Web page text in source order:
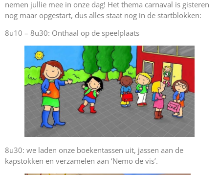
nemen jullie mee in onze dag! Het thema carnaval is gisteren
nog maar opgestart, dus alles staat nog in de startblokken:
8u10 – 8u30: Onthaal op de speelplaats
8u30: we laden onze boekentassen uit, jassen aan de
kapstokken en verzamelen aan ‘Nemo de vis’.